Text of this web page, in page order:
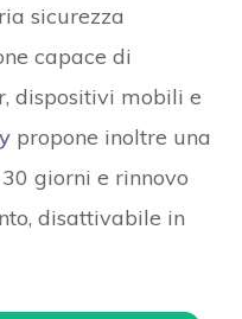
sicurezza
capace di
dispositivi mobili e
propone inoltre una
giorni e rinnovo
disattivabile in